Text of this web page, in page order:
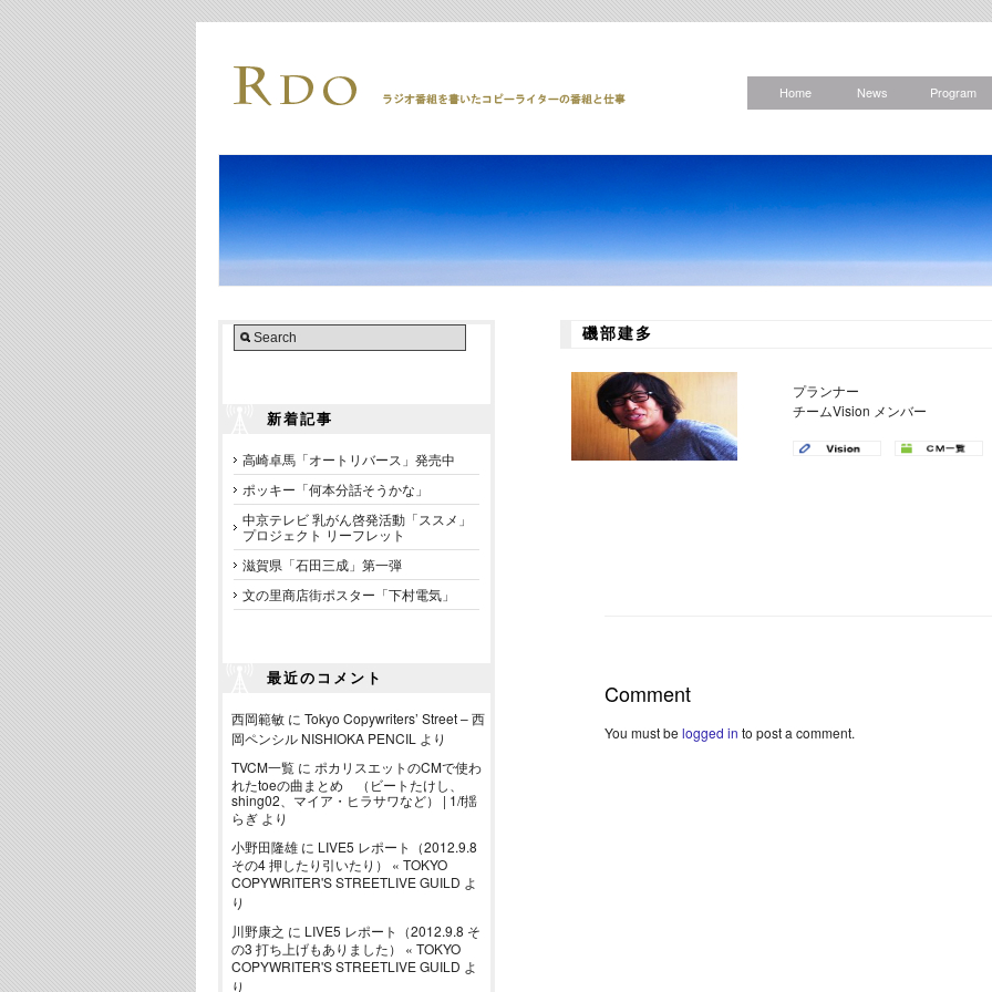
Home News Program
新着記事
高崎卓馬「オートリバース」発売中
ポッキー「何本分話そうかな」
中京テレビ 乳がん啓発活動「ススメ」
プロジェクト リーフレット
滋賀県「石田三成」第一弾
文の里商店街ポスター「下村電気」
最近のコメント
西岡範敏 に Tokyo Copywriters’ Street – 西
岡ペンシル NISHIOKA PENCIL より
TVCM一覧 に ポカリスエットのCMで使わ
れたtoeの曲まとめ （ビートたけし、
shing02、マイア・ヒラサワなど） | 1/f揺
らぎ より
小野田隆雄 に LIVE5 レポート（2012.9.8
その4 押したり引いたり） « TOKYO
COPYWRITER'S STREETLIVE GUILD よ
り
川野康之 に LIVE5 レポート（2012.9.8 そ
の3 打ち上げもありました） « TOKYO
COPYWRITER'S STREETLIVE GUILD よ
り
磯部建多
プランナー
チームVision メンバー
Comment
You must be logged in to post a comment.